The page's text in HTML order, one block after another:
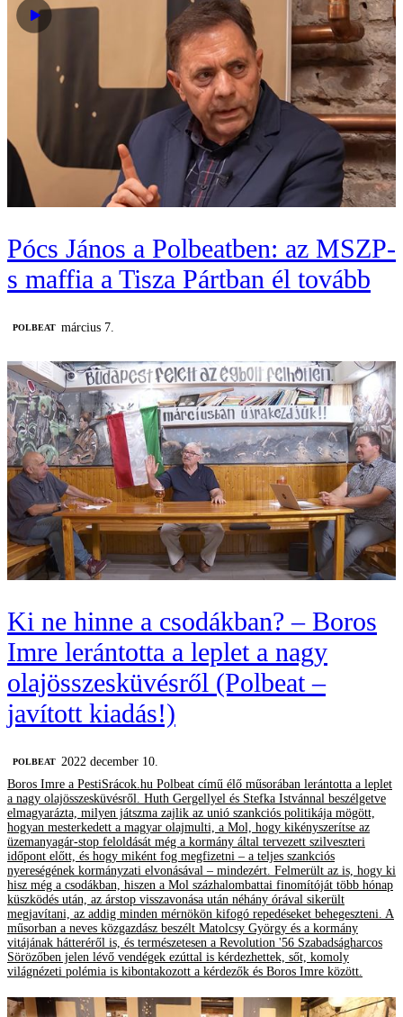
Pócs János a Polbeatben: az MSZP-
s maffia a Tisza Pártban él tovább
‎POLBEAT március 7.
Ki ne hinne a csodákban? – Boros
Imre lerántotta a leplet a nagy
olajösszesküvésről (Polbeat –
javított kiadás!)
‎POLBEAT 2022 december 10.
Boros Imre a PestiSrácok.hu Polbeat című élő műsorában lerántotta a leplet
a nagy olajösszesküvésről. Huth Gergellyel és Stefka Istvánnal beszélgetve
elmagyarázta, milyen játszma zajlik az unió szankciós politikája mögött,
hogyan mesterkedett a magyar olajmulti, a Mol, hogy kikényszerítse az
üzemanyagár-stop feloldását még a kormány által tervezett szilveszteri
időpont előtt, és hogy miként fog megfizetni – a teljes szankciós
nyereségének kormányzati elvonásával – mindezért. Felmerült az is, hogy ki
hisz még a csodákban, hiszen a Mol százhalombattai finomítóját több hónap
küszködés után, az árstop visszavonása után néhány órával sikerült
megjavítani, az addig minden mérnökön kifogó repedéseket behegeszteni. A
műsorban a neves közgazdász beszélt Matolcsy György és a kormány
vitájának hátteréről is, és természetesen a Revolution '56 Szabadságharcos
Sörözőben jelen lévő vendégek ezúttal is kérdezhettek, sőt, komoly
világnézeti polémia is kibontakozott a kérdezők és Boros Imre között.